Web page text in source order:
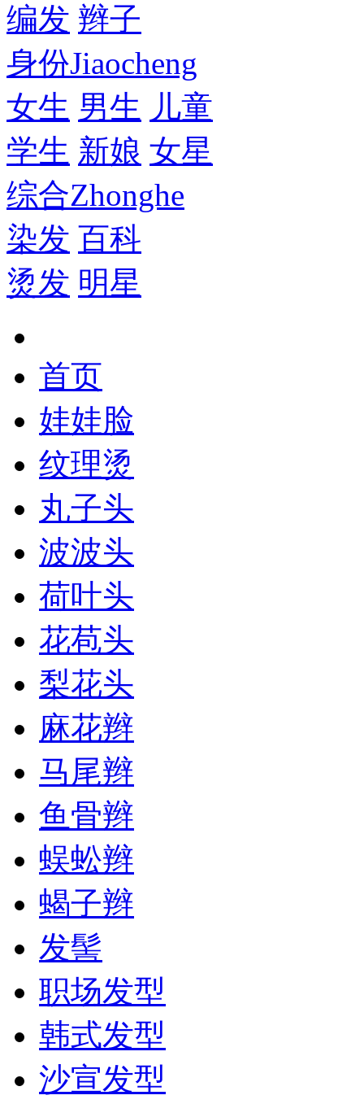
编发 辫子
身份Jiaocheng
女生 男生 儿童
学生 新娘 女星
综合Zhonghe
染发 百科
烫发 明星
首页
娃娃脸
纹理烫
丸子头
波波头
荷叶头
花苞头
梨花头
麻花辫
马尾辫
鱼骨辫
蜈蚣辫
蝎子辫
发髻
职场发型
韩式发型
沙宣发型